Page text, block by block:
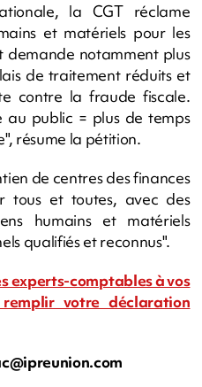
la CGT réclame
et matériels pour les
demande notamment plus
de traitement réduits et
contre la fraude fiscale.
au public = plus de temps
résume la pétition.
de centres des finances
tous et toutes, avec des
humains et matériels
qualifiés et reconnus".
experts-comptables à vos
votre déclaration